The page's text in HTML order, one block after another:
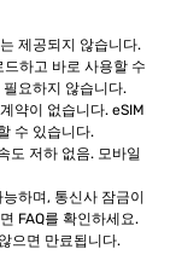
제공되지 않습니다.
하고 바로 사용할 수
요하지 않습니다.
약이 없습니다. eSIM
수 있습니다.
도 저하 없음. 모바일
하며, 통신사 잠금이
FAQ를 확인하세요.
으면 만료됩니다.